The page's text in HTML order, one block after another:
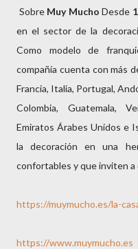
Sobre Muy Mucho Desde
en el sector de la
Como modelo de
compañía cuenta con más
Francia, Italia, Portugal,
Colombia, Guatemala,
Emiratos Árabes Unidos e
la decoración en una
confortables y que inviten
https://muymucho.es/la-
https://www.muymucho.es